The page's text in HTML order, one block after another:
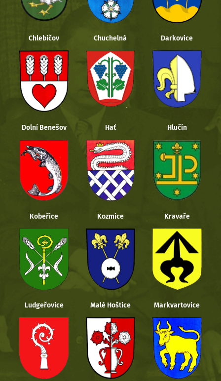
Chlebičov Chuchelná Darkovice
Dolní Benešov Hať Hlučín
Kobeřice Kozmice Kravaře
Ludgeřovice Malé Hoštice Markvartovice